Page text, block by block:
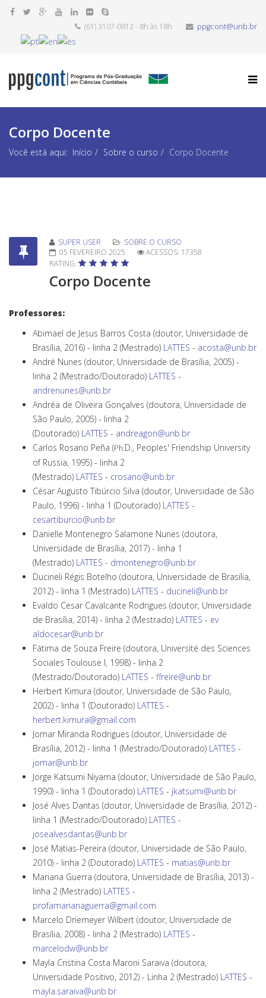
(61) 3107-0812 - 8h às 18h ppgcont@unb.br
Corpo Docente
Você está aqui: Início Sobre o curso Corpo Docente
SUPER USER
SOBRE O CURSO
05 FEVEREIRO 2025
ACESSOS: 17358
RATING:
Corpo Docente
Professores:
Abimael de Jesus Barros Costa (doutor, Universidade de
Brasília, 2016) - linha 2 (Mestrado) LATTES - acosta@unb.br
André Nunes (doutor, Universidade de Brasília, 2005) -
linha 2 (Mestrado/Doutorado) LATTES -
andrenunes@unb.br
Andréa de Oliveira Gonçalves (doutora, Universidade de
São Paulo, 2005) - linha 2
(Doutorado) LATTES - andreagon@unb.br
Carlos Rosano Peña (Ph.D., Peoples' Friendship University
of Russia, 1995) - linha 2
(Mestrado) LATTES - crosano@unb.br
César Augusto Tibúrcio Silva (doutor, Universidade de São
Paulo, 1996) - linha 1 (Doutorado) LATTES -
cesartiburcio@unb.br
Danielle Montenegro Salamone Nunes (doutora,
Universidade de Brasília, 2017) - linha 1
(Mestrado) LATTES - dmontenegro@unb.br
Ducineli Régis Botelho (doutora, Universidade de Brasília,
2012) - linha 1 (Mestrado) LATTES - ducineli@unb.br
Evaldo Cesar Cavalcante Rodrigues (doutor, Universidade
de Brasília, 2014) - linha 2 (Mestrado) LATTES - ev
aldocesar@unb.br
Fátima de Souza Freire (doutora, Université des Sciences
Sociales Toulouse I, 1998) - linha 2
(Mestrado/Doutorado) LATTES - ffreire@unb.br
Herbert Kimura (doutor, Universidade de São Paulo,
2002) - linha 1 (Doutorado) LATTES -
herbert.kimura@gmail.com
Jomar Miranda Rodrigues (doutor, Universidade de
Brasília, 2012) - linha 1 (Mestrado/Doutorado) LATTES -
jomar@unb.br
Jorge Katsumi Niyama (doutor, Universidade de São Paulo,
1990) - linha 1 (Doutorado) LATTES - jkatsumi@unb.br
José Alves Dantas (doutor, Universidade de Brasília, 2012) -
linha 1 (Mestrado/Doutorado) LATTES -
josealvesdantas@unb.br
José Matias-Pereira (doutor, Universidade de São Paulo,
2010) - linha 2 (Doutorado) LATTES - matias@unb.br
Mariana Guerra (doutora, Universidade de Brasília, 2013) -
linha 2 (Mestrado) LATTES -
profamarianaguerra@gmail.com
Marcelo Driemeyer Wilbert (doutor, Universidade de
Brasília, 2008) - linha 2 (Mestrado) LATTES -
marcelodw@unb.br
Mayla Cristina Costa Maroni Saraiva (doutora,
Universidade Positivo, 2012) - Linha 2 (Mestrado) LATTES -
mayla.saraiva@unb.br